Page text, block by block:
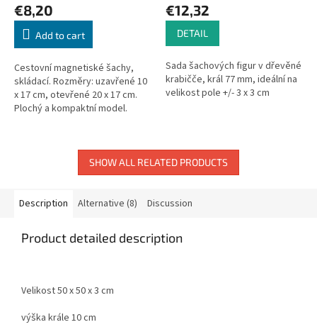
€8,20
Add to cart
Cestovní magnetiské šachy,
skládací. Rozměry: uzavřené 10
x 17 cm, otevřené 20 x 17 cm.
Plochý a kompaktní model.
€12,32
DETAIL
Sada šachových figur v dřevěné
krabičče, král 77 mm, ideální na
velikost pole +/- 3 x 3 cm
SHOW ALL RELATED PRODUCTS
Description Alternative (8) Discussion
Product detailed description
Velikost 50 x 50 x 3 cm
výška krále 10 cm